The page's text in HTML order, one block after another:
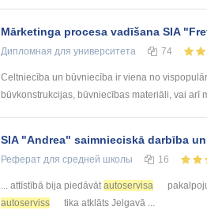
Mārketinga procesa vadīšana SIA
Дипломная для университета 74
Celtniecība un būvniecība ir viena no
būvkonstrukcijas, būvniecības materiāli, vai arī
SIA "Andrea" saimnieciskā darbība
Реферат для средней школы 16
... attīstībā bija piedāvātautoservisa
autoserviss
tika atklāts Jelgavā ...